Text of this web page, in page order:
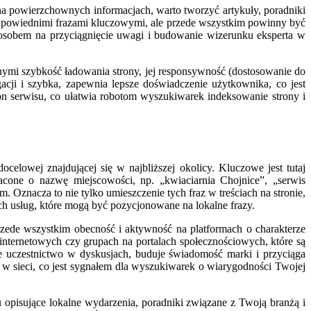
powierzchownych informacjach, warto tworzyć artykuły, poradniki
frazami kluczowymi, ale przede wszystkim powinny być
na przyciągnięcie uwagi i budowanie wizerunku eksperta w
szybkość ładowania strony, jej responsywność (dostosowanie do
i szybka, zapewnia lepsze doświadczenie użytkownika, co jest
serwisu, co ułatwia robotom wyszukiwarek indeksowanie strony i
znajdującej się w najbliższej okolicy. Kluczowe jest tutaj
o nazwę miejscowości, np. „kwiaciarnia Chojnice”, „serwis
Oznacza to nie tylko umieszczenie tych fraz w treściach na stronie,
usług, które mogą być pozycjonowane na lokalne frazy.
wszystkim obecność i aktywność na platformach o charakterze
czy grupach na portalach społecznościowych, które są
w dyskusjach, buduje świadomość marki i przyciąga
sieci, co jest sygnałem dla wyszukiwarek o wiarygodności Twojej
lokalne wydarzenia, poradniki związane z Twoją branżą i